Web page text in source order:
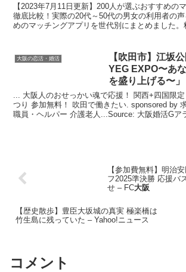
【2023年7月11日更新】200人が選ぶおすすめの
徹底比較！実際の20代～50代の男女の利用者の
めのマッチングアプリを世代別にまとめました。
大阪の恋活・婚活
【吹田市】江坂
YEG EXPO〜あ
を盛り上げる〜」
... 大阪人のおせっかい魂で応援！ 関西+四国限
つり 参加無料！ 吹田で働きたい. sponsored by
職員・ヘルパー 介護老人...Source: 大阪婚活Gア
【参加費無料】明治
フ2025準決勝 応援バ
せ – FC大阪
【歴史散歩】豊臣大坂城の真実 極楽橋は
竹生島に残っていた – Yahoo!ニュース
コメント